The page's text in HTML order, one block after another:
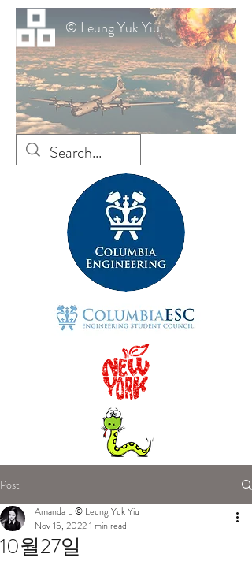
© Leung Yuk Yiu
Post
10월27일
Amanda L © Leung Yuk Yiu
Nov 15, 20221 min read